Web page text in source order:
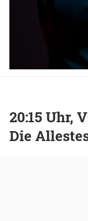
20:15 Uhr,
Die